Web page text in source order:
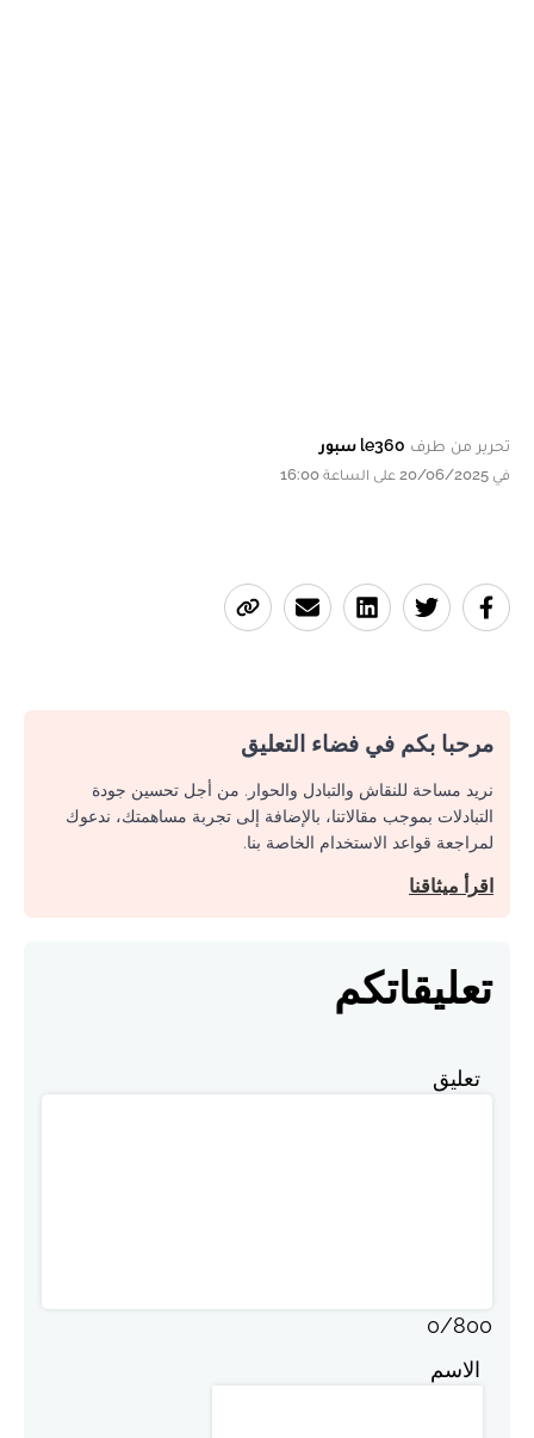
تحرير من طرف le360 سبور
في 20/06/2025 على الساعة 16:00
مرحبا بكم في فضاء التعليق
نريد مساحة للنقاش والتبادل والحوار. من أجل تحسين جودة
التبادلات بموجب مقالاتنا، بالإضافة إلى تجربة مساهمتك، ندعوك
لمراجعة قواعد الاستخدام الخاصة بنا.
اقرأ ميثاقنا
تعليقاتكم
تعليق
0/800
الاسم